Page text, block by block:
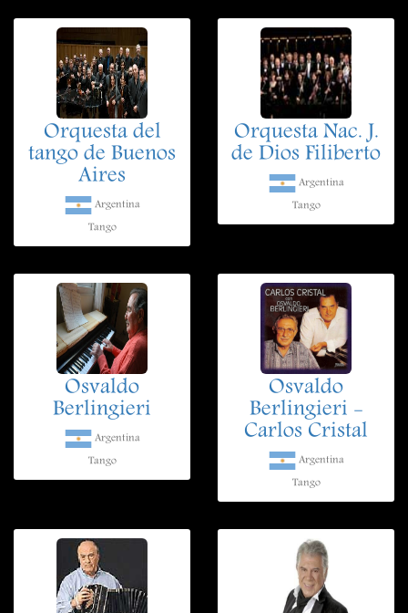
Orquesta del
tango de Buenos
Aires
Argentina
Tango
Orquesta Nac. J.
de Dios Filiberto
Argentina
Tango
Osvaldo
Berlingieri
Argentina
Tango
Osvaldo
Berlingieri -
Carlos Cristal
Argentina
Tango